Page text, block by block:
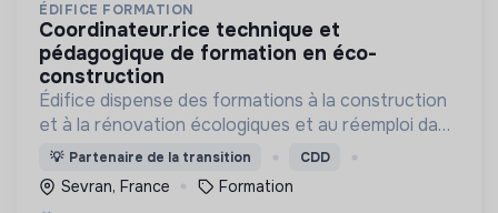
ÉDIFICE FORMATION
coordinateur.rice technique et
pédagogique de formation en éco-
construction
Édifice dispense des formations à la construction
et à la rénovation écologiques et au réemploi dans
le bâtiment. Nos formations s'adressent à des
personnes en activité et des demandeurs
d'emploi.
💡 Partenaire de la transition CDD
Sevran, France Formation